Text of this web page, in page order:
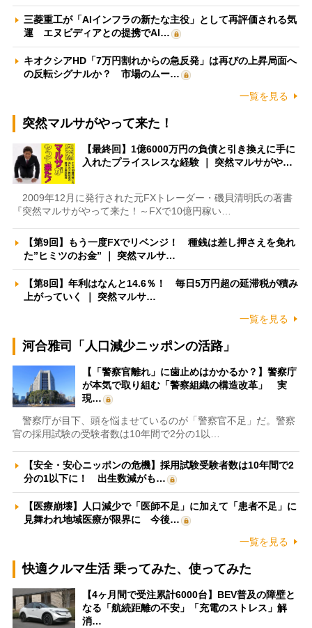
三菱重工が「AIインフラの新たな主役」として再評価される気
運 エヌビディアとの提携でAI…
キオクシアHD「7万円割れからの急反発」は再びの上昇局面へ
の反転シグナルか？ 市場のムー…
一覧を見る
突然マルサがやって来た！
【最終回】1億6000万円の負債と引き換えに手に
入れたプライスレスな経験 ｜ 突然マルサがや…
2009年12月に発行された元FXトレーダー・磯貝清明氏の著書
『突然マルサがやって来た！～FXで10億円稼い…
【第9回】もう一度FXでリベンジ！ 種銭は差し押さえを免れ
た”ヒミツのお金” ｜ 突然マルサ…
【第8回】年利はなんと14.6％！ 毎日5万円超の延滞税が積み
上がっていく ｜ 突然マルサ…
一覧を見る
河合雅司「人口減少ニッポンの活路」
【「警察官離れ」に歯止めはかかるか？】警察庁
が本気で取り組む「警察組織の構造改革」 実
現…
警察庁が目下、頭を悩ませているのが「警察官不足」だ。警察
官の採用試験の受験者数は10年間で2分の1以…
【安全・安心ニッポンの危機】採用試験受験者数は10年間で2
分の1以下に！ 出生数減がも…
【医療崩壊】人口減少で「医師不足」に加えて「患者不足」に
見舞われ地域医療が限界に 今後…
一覧を見る
快適クルマ生活 乗ってみた、使ってみた
【4ヶ月間で受注累計6000台】BEV普及の障壁と
なる「航続距離の不安」「充電のストレス」解
消…